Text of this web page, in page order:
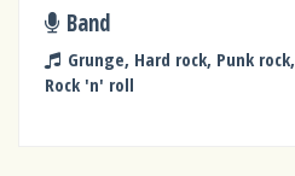
Band
Grunge, Hard rock, Punk rock,
Rock 'n' roll